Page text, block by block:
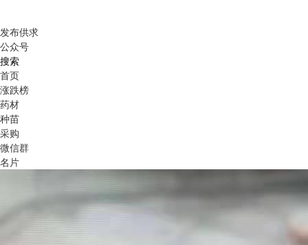
发布供求
公众号
搜索
首页
涨跌榜
药材
种苗
采购
微信群
名片